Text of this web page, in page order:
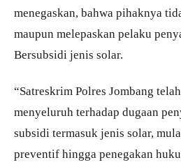
menegaskan, bahwa pihaknya
maupun melepaskan pelaku
Bersubsidi jenis solar.
“Satreskrim Polres Jombang
menyeluruh terhadap dugaan
subsidi termasuk jenis solar,
preventif hingga penegakan